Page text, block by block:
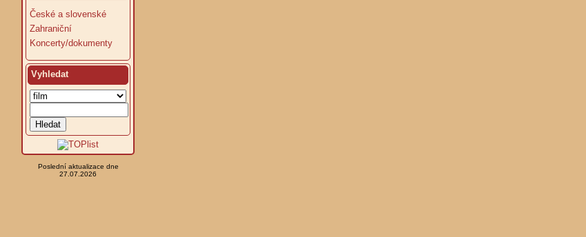
České a slovenské
Zahraniční
Koncerty/dokumenty
Vyhledat
Poslední aktualizace dne
27.07.2026